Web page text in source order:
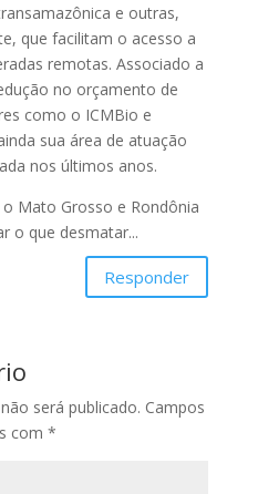
e outras,
que facilitam o acesso a
remotas. Associado a
no orçamento de
como o ICMBio e
sua área de atuação
nos últimos anos.
Mato Grosso e Rondônia
o que desmatar...
Responder
será publicado. Campos
com *